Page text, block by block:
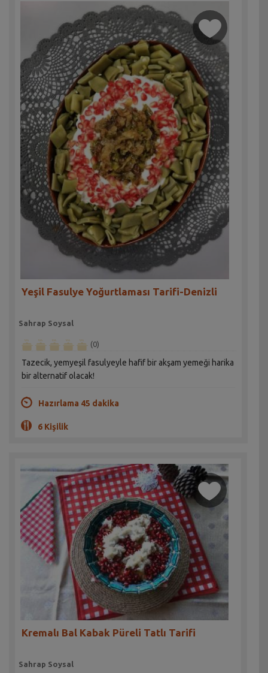
Yeşil Fasulye Yoğurtlaması Tarifi-Denizli
Sahrap Soysal
(0)
Tazecik, yemyeşil fasulyeyle hafif bir akşam yemeği harika
bir alternatif olacak!
Hazırlama 45 dakika
6 Kişilik
Kremalı Bal Kabak Püreli Tatlı Tarifi
Sahrap Soysal